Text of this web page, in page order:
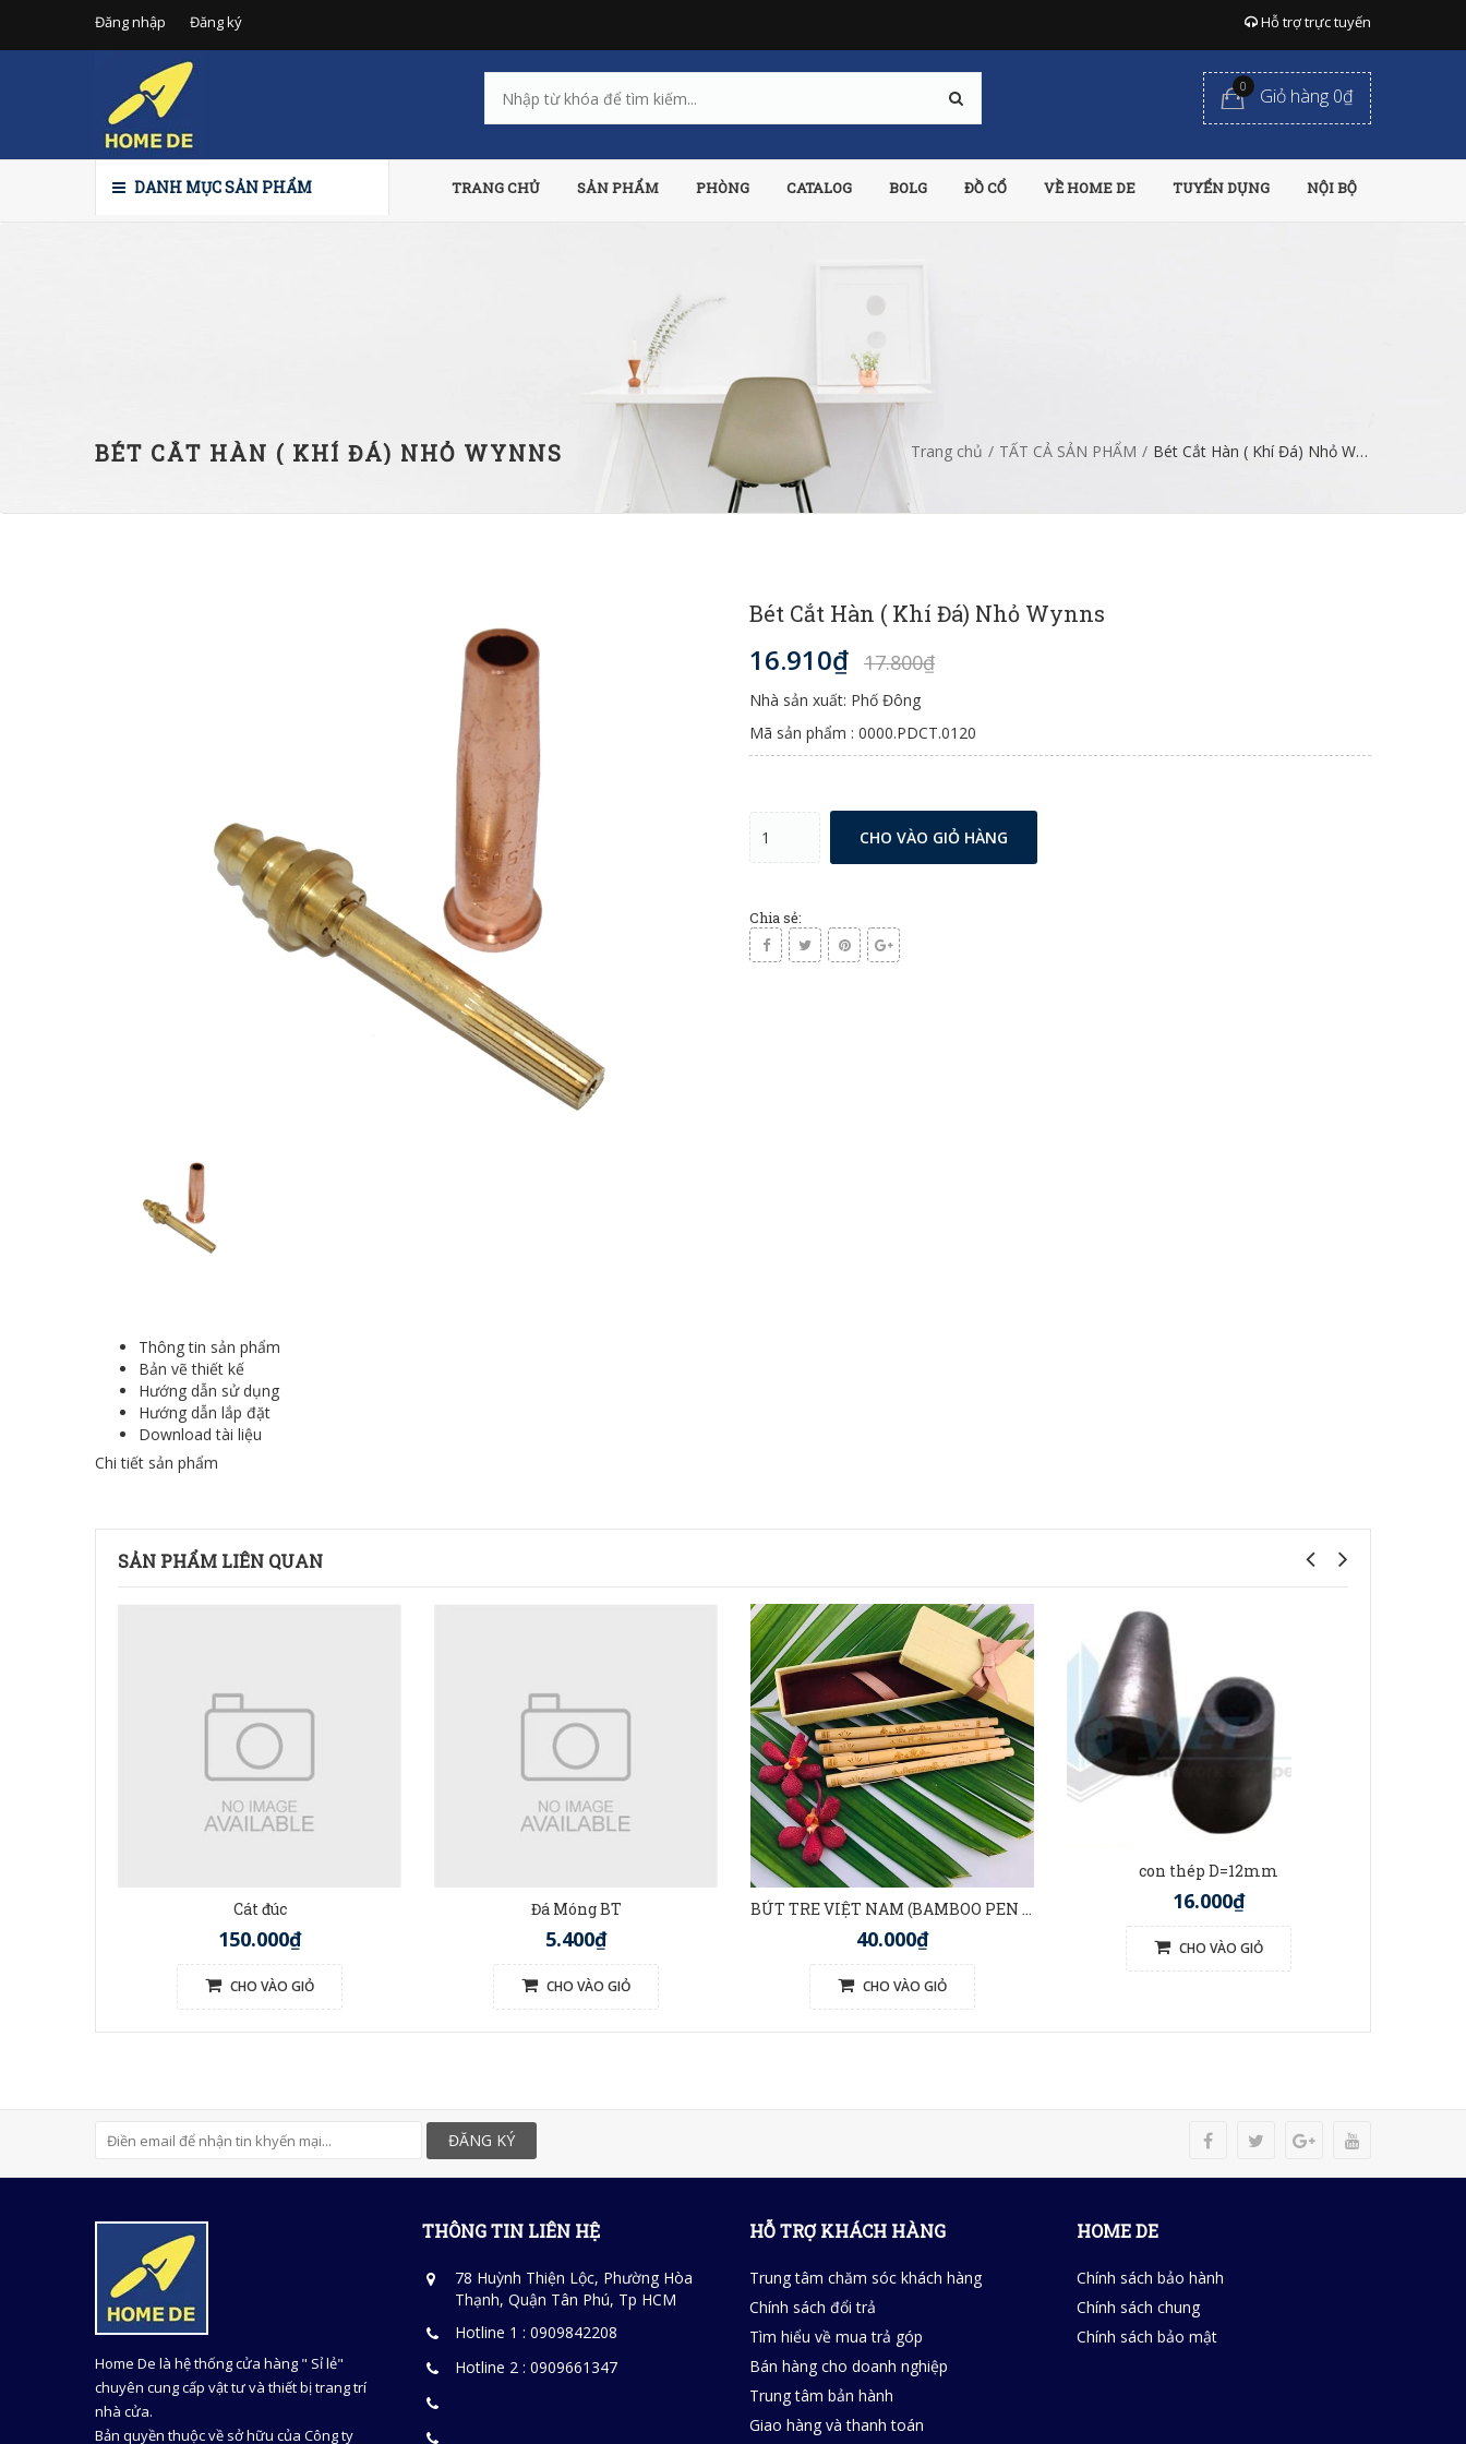
Đăng nhập Đăng ký Hỗ trợ trực tuyến
0 Giỏ hàng 0₫
DANH MỤC SẢN PHẨM TRANG CHỦ SẢN PHẨM PHÒNG CATALOG BOLG ĐỒ CỔ VỀ HOME DE TUYỂN DỤNG NỘI BỘ
BÉT CẮT HÀN ( KHÍ ĐÁ) NHỎ WYNNS Trang chủ / TẤT CẢ SẢN PHẨM / Bét Cắt Hàn ( Khí Đá) Nhỏ Wynns
Bét Cắt Hàn ( Khí Đá) Nhỏ Wynns
16.910₫ 17.800₫
Nhà sản xuất: Phố Đông
Mã sản phẩm : 0000.PDCT.0120
CHO VÀO GIỎ HÀNG
Chia sẻ:
Thông tin sản phẩm
Bản vẽ thiết kế
Hướng dẫn sử dụng
Hướng dẫn lắp đặt
Download tài liệu
Chi tiết sản phẩm
SẢN PHẨM LIÊN QUAN
Cát đúc
150.000₫
CHO VÀO GIỎ
Đá Móng BT
5.400₫
CHO VÀO GIỎ
BÚT TRE VIỆT NAM (BAMBOO PEN VIETNAM)
40.000₫
CHO VÀO GIỎ
con thép D=12mm
16.000₫
CHO VÀO GIỎ
ĐĂNG KÝ
Home De là hệ thống cửa hàng " Sỉ lẻ"
chuyên cung cấp vật tư và thiết bị trang trí
nhà cửa.
Bản quyền thuộc về sở hữu của Công ty
THÔNG TIN LIÊN HỆ
78 Huỳnh Thiện Lộc, Phường Hòa
Thạnh, Quận Tân Phú, Tp HCM
Hotline 1 : 0909842208
Hotline 2 : 0909661347
HỖ TRỢ KHÁCH HÀNG
Trung tâm chăm sóc khách hàng
Chính sách đổi trả
Tìm hiểu về mua trả góp
Bán hàng cho doanh nghiệp
Trung tâm bản hành
Giao hàng và thanh toán
HOME DE
Chính sách bảo hành
Chính sách chung
Chính sách bảo mật